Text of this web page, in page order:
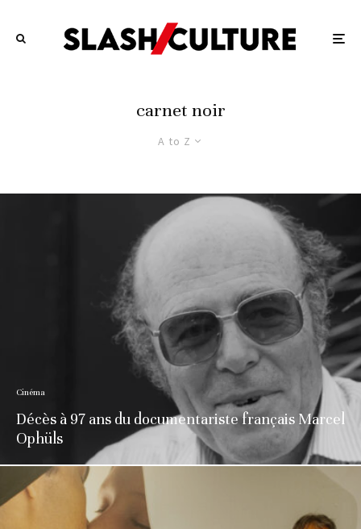
carnet noir
A to Z
Cinéma
Décès à 97 ans du documentariste français Marcel
Ophüls